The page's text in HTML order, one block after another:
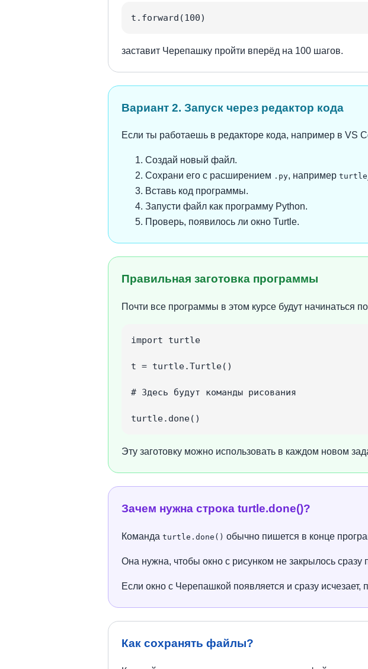
t.forward(100)
заставит Черепашку пройти вперёд на 100 шагов.
Вариант 2. Запуск через редактор кода
Если ты работаешь в редакторе кода, например в VS
Создай новый файл.
Сохрани его с расширением .py, например
Вставь код программы.
Запусти файл как программу Python.
Проверь, появилось ли окно Turtle.
Правильная заготовка программы
Почти все программы в этом курсе будут начинаться
import turtle
t = turtle.Turtle()
# Здесь будут команды рисования
turtle.done()
Эту заготовку можно использовать в каждом новом
Зачем нужна строка turtle.done()?
Команда turtle.done() обычно пишется в конце
Она нужна, чтобы окно с рисунком не закрылось
Если окно с Черепашкой появляется и сразу
Как сохранять файлы?